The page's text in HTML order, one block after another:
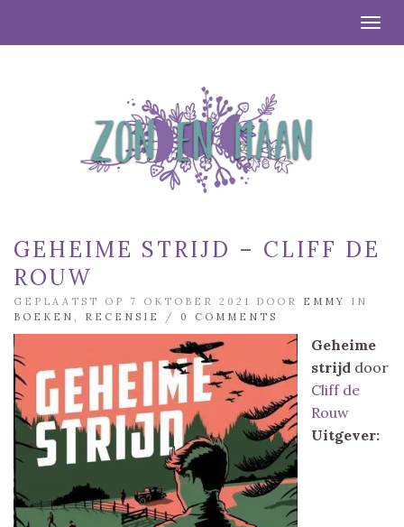
GEHEIME STRIJD – CLIFF DE
ROUW
GEPLAATST OP 7 OKTOBER 2021 DOOR EMMY
IN
BOEKEN
RECENSIE / 0 COMMENTS
Geheime
strijd door
Cliff de
Rouw
Uitgever: